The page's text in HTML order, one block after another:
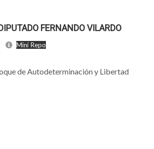
FERNANDO VILARDO
Mini Repo
de Autodeterminación y Libertad